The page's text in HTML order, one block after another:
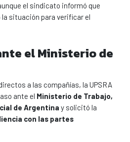
el sindicato informó que
situación para verificar el
el Ministerio de
a las compañías, la UPSRA
ante el Ministerio de Trabajo,
de Argentina y solicitó la
con las partes